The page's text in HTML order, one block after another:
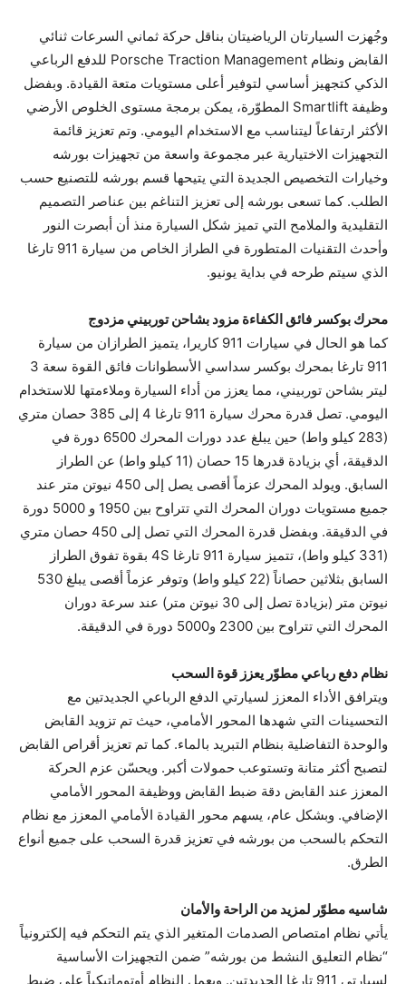
وجُهزت السيارتان الرياضيتان بناقل حركة ثماني السرعات ثنائي
القابض ونظام ‎Porsche Traction Management‎ للدفع الرباعي
الذكي كتجهيز أساسي لتوفير أعلى مستويات متعة القيادة. وبفضل
وظيفة ‎Smartlift‎ المطوّرة، يمكن برمجة مستوى الخلوص الأرضي
الأكثر ارتفاعاً ليتناسب مع الاستخدام اليومي. وتم تعزيز قائمة
التجهيزات الاختيارية عبر مجموعة واسعة من تجهيزات بورشه
وخيارات التخصيص الجديدة التي يتيحها قسم بورشه للتصنيع حسب
الطلب. كما تسعى بورشه إلى تعزيز التناغم بين عناصر التصميم
التقليدية والملامح التي تميز شكل السيارة منذ أن أبصرت النور
وأحدث التقنيات المتطورة في الطراز الخاص من سيارة ‏911 تارغا
الذي سيتم طرحه في بداية يونيو‏.
محرك
كما هو الحال في سيارات ‏911 كاريرا، يتميز الطرازان من سيارة
‏911 تارغا بمحرك بوكسر سداسي الأسطوانات فائق القوة سعة ‏3
ليتر بشاحن توربيني، مما يعزز من أداء السيارة وملاءمتها للاستخدام
اليومي. تصل قدرة محرك سيارة ‏911 تارغا ‏4 إلى ‏385 حصان متري
‏(283 كيلو واط) حين يبلغ عدد دورات المحرك ‏6500 دورة في
الدقيقة، أي بزيادة قدرها ‏15 حصان ‏(11 كيلو واط) عن الطراز
السابق. ويولد المحرك عزماً أقصى يصل إلى ‏450 نيوتن متر عند
جميع مستويات دوران المحرك التي تتراوح بين ‏1950 و ‏5000 دورة
في الدقيقة. وبفضل قدرة المحرك التي تصل إلى ‏450 حصان متري
‏(331 كيلو واط)، تتميز سيارة ‏911 تارغا ‏4S بقوة تفوق الطراز
السابق بثلاثين حصاناً ‏(22 كيلو واط) وتوفر عزماً أقصى يبلغ ‏530
نيوتن متر (بزيادة تصل إلى ‏30 نيوتن متر) عند سرعة دوران
المحرك التي تتراوح بين ‏2300 و5000 دورة في الدقيقة‏.
نظام
ويترافق الأداء المعزز لسيارتي الدفع الرباعي الجديدتين مع
التحسينات التي شهدها المحور الأمامي، حيث تم تزويد القابض
والوحدة التفاضلية بنظام التبريد بالماء. كما تم تعزيز أقراص القابض
لتصبح أكثر متانة وتستوعب حمولات أكبر. ويحسّن عزم الحركة
المعزز عند القابض دقة ضبط القابض ووظيفة المحور الأمامي
الإضافي. وبشكل عام، يسهم محور القيادة الأمامي المعزز مع نظام
التحكم بالسحب من بورشه في تعزيز قدرة السحب على جميع أنواع
الطرق‏.
شاسيه
يأتي نظام امتصاص الصدمات المتغير الذي يتم التحكم فيه إلكترونياً
“نظام التعليق النشط من بورشه” ضمن التجهيزات الأساسية
لسيارتي ‏911 تارغا الجديدتين. ويعمل النظام أوتوماتيكياً على ضبط